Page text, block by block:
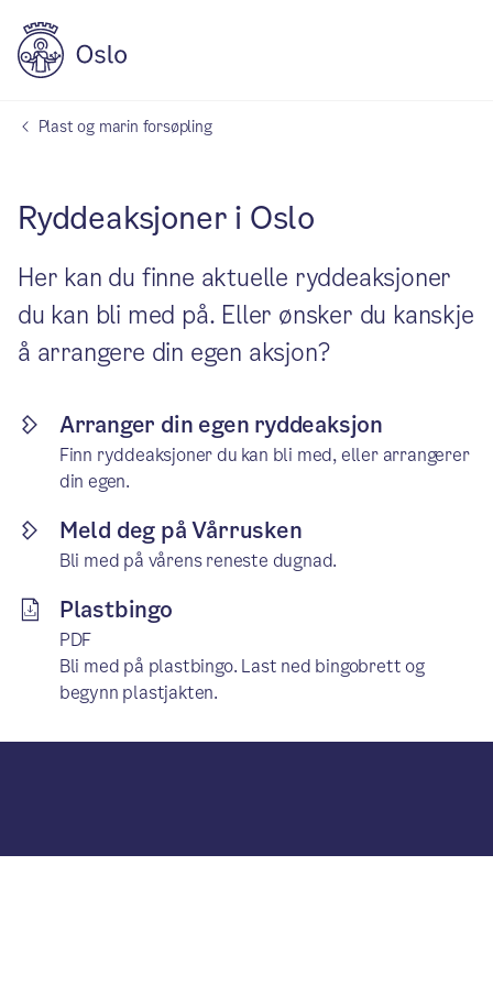
Plast og marin forsøpling
Ryddeaksjoner i Oslo
Her kan du finne aktuelle ryddeaksjoner
du kan bli med på. Eller ønsker du kanskje
å arrangere din egen aksjon?
Arranger din egen ryddeaksjon
Finn ryddeaksjoner du kan bli med, eller arrangerer
din egen.
Meld deg på Vårrusken
Bli med på vårens reneste dugnad.
Plastbingo
PDF
Bli med på plastbingo. Last ned bingobrett og
begynn plastjakten.